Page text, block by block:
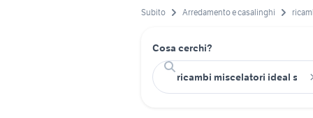
Subito Arredamento e casalinghi
Cosa cerchi?